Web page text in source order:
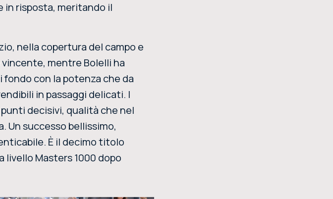
in risposta, meritando il
nella copertura del campo e
mentre Bolelli ha
con la potenza che da
in passaggi delicati. I
decisivi, qualità che nel
Un successo bellissimo,
È il decimo titolo
livello Masters 1000 dopo